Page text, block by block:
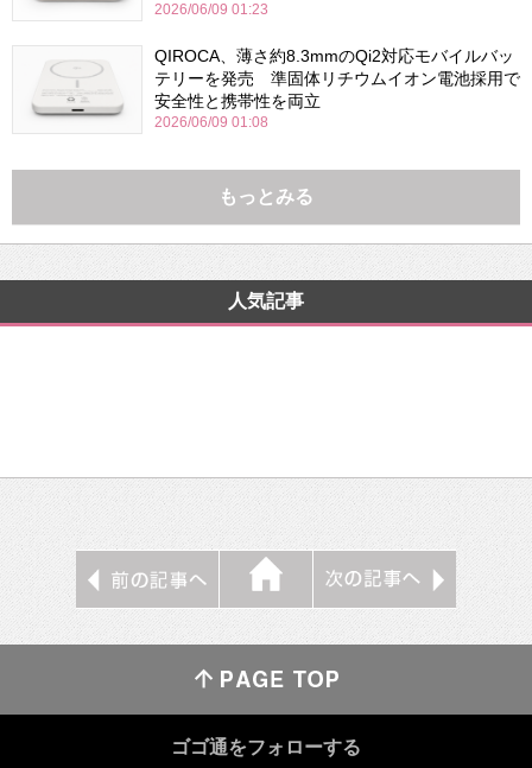
2026/06/09 01:23
QIROCA、薄さ約8.3mmのQi2対応モバイルバッ
テリーを発売 準固体リチウムイオン電池採用で
安全性と携帯性を両立
2026/06/09 01:08
もっとみる
人気記事
ゴゴ通をフォローする